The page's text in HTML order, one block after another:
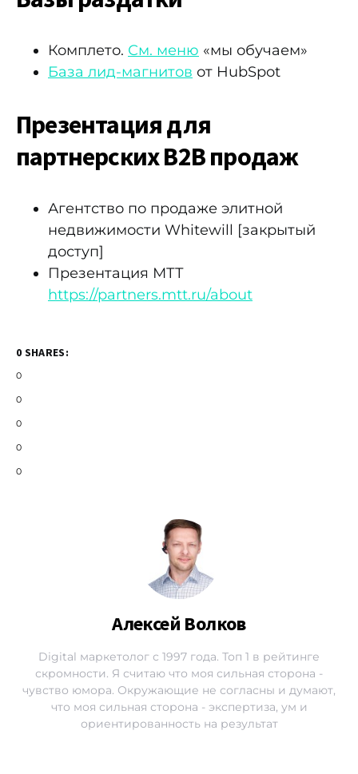
Комплето. См. меню «мы обучаем»
База лид-магнитов от HubSpot
Презентация для
партнерских B2B продаж
Агентство по продаже элитной
недвижимости Whitewill [закрытый
доступ]
Презентация МТТ
https://partners.mtt.ru/about
0 SHARES:
0
0
0
0
0
Алексей Волков
Digital маркетолог с 1997 года. Топ 1 в рейтинге
скромности. Я считаю что моя сильная сторона -
чувство юмора. Окружающие не согласны и думают,
что моя сильная сторона - экспертиза, ум и
ориентированность на результат